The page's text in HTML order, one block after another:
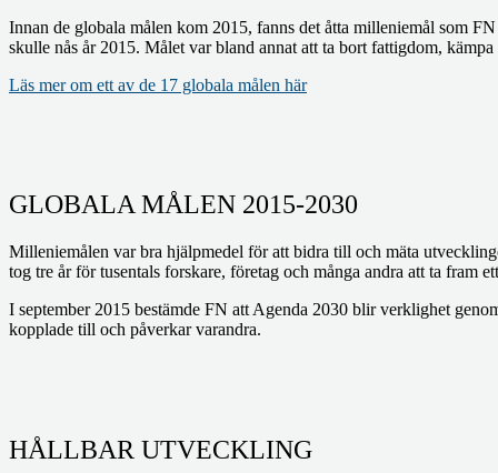
Innan de globala målen kom 2015, fanns det åtta milleniemål som
skulle nås år 2015. Målet var bland annat att ta bort fattigdom,
Läs mer om ett av de 17 globala målen här
GLOBALA MÅLEN 2015-2030
Milleniemålen var bra hjälpmedel för att bidra till och mäta
tog tre år för tusentals forskare, företag och många andra att ta fram
I september 2015 bestämde FN att Agenda 2030 blir verklighet
kopplade till och påverkar varandra.
HÅLLBAR UTVECKLING